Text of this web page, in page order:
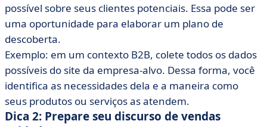
possível sobre seus clientes potenciais. Essa pode ser
uma oportunidade para elaborar um plano de
descoberta.
Exemplo: em um contexto B2B, colete todos os dados
possíveis do site da empresa-alvo. Dessa forma, você
identifica as necessidades dela e a maneira como
seus produtos ou serviços as atendem.
Dica 2: Prepare seu discurso de vendas